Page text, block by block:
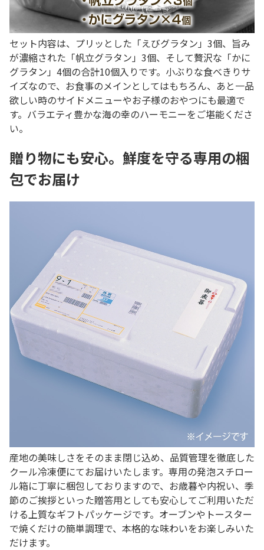
セット内容は、プリッとした「えびグラタン」3個、旨み
が濃縮された「帆立グラタン」3個、そして贅沢な「かに
グラタン」4個の合計10個入りです。小ぶりな食べきりサ
イズなので、お食事のメインとしてはもちろん、あと一品
欲しい時のサイドメニューやお子様のおやつにも最適で
す。バラエティ豊かな海の幸のハーモニーをご堪能くださ
い。
贈り物にも安心。鮮度を守る専用の梱
包でお届け
産地の美味しさをそのまま閉じ込め、品質管理を徹底した
クール冷凍便にてお届けいたします。専用の発泡スチロー
ル箱に丁寧に梱包しておりますので、お歳暮や内祝い、季
節のご挨拶といった贈答用としても安心してご利用いただ
ける上質なギフトパッケージです。オーブンやトースター
で焼くだけの簡単調理で、本格的な味わいをお楽しみいた
だけます。